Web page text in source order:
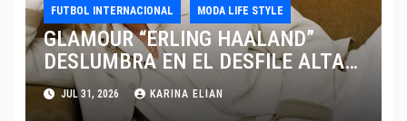
FUTBOL INTERNACIONAL MODA LIFE STYLE
GLAMOUR “ERLING HAALAND”
DESLUMBRA EN EL DESFILE ALTA
SARTORIA DE DOLCE & GABBANA
TRAS EL MUNDIAL 2026
JUL 31, 2026 KARINA ELIAN